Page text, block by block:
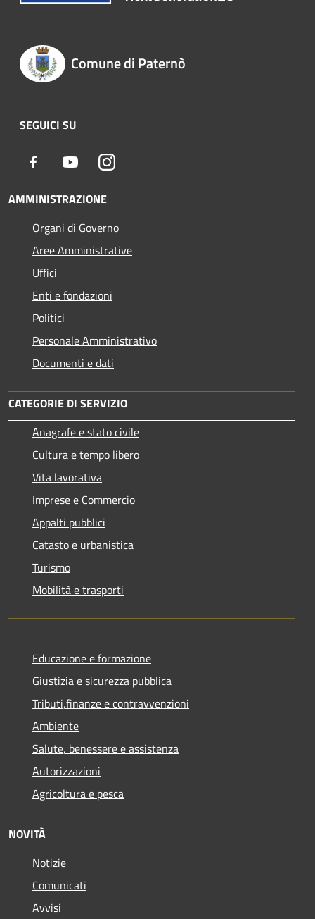
Comune di Paternò
SEGUICI SU
Facebook YoutubeInstagram
AMMINISTRAZIONE
Organi di Governo
Aree Amministrative
Uffici
Enti e fondazioni
Politici
Personale Amministrativo
Documenti e dati
CATEGORIE DI SERVIZIO
Anagrafe e stato civile
Cultura e tempo libero
Vita lavorativa
Imprese e Commercio
Appalti pubblici
Catasto e urbanistica
Turismo
Mobilità e trasporti
Educazione e formazione
Giustizia e sicurezza pubblica
Tributi,finanze e contravvenzioni
Ambiente
Salute, benessere e assistenza
Autorizzazioni
Agricoltura e pesca
NOVITÀ
Notizie
Comunicati
Avvisi